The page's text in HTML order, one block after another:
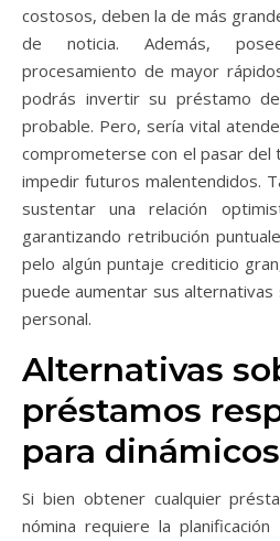
costosos, deben la de más
de noticia. Además,
procesamiento de mayor
podrás invertir su préstamo
probable. Pero, serí­a vital
comprometerse con el pasar del
impedir futuros malentendidos.
sustentar una relación
garantizando retribución
pelo algún puntaje crediticio
puede aumentar sus
personal.
Alternativas
préstamos
para dinámicos
Si bien obtener cualquier
nómina requiere la